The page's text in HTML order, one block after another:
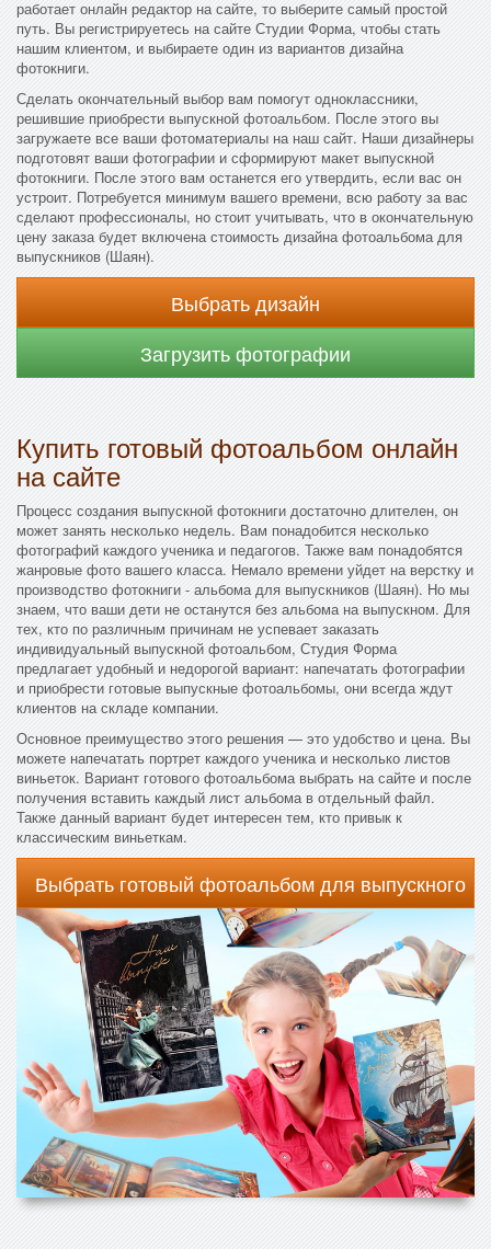
работает онлайн редактор на сайте, то выберите самый простой
путь. Вы регистрируетесь на сайте Студии Форма, чтобы стать
нашим клиентом, и выбираете один из вариантов дизайна
фотокниги.
Сделать окончательный выбор вам помогут одноклассники,
решившие приобрести выпускной фотоальбом. После этого вы
загружаете все ваши фотоматериалы на наш сайт. Наши дизайнеры
подготовят ваши фотографии и сформируют макет выпускной
фотокниги. После этого вам останется его утвердить, если вас он
устроит. Потребуется минимум вашего времени, всю работу за вас
сделают профессионалы, но стоит учитывать, что в окончательную
цену заказа будет включена стоимость дизайна фотоальбома для
выпускников (Шаян).
Выбрать дизайн
Загрузить фотографии
Купить готовый фотоальбом онлайн
на сайте
Процесс создания выпускной фотокниги достаточно длителен, он
может занять несколько недель. Вам понадобится несколько
фотографий каждого ученика и педагогов. Также вам понадобятся
жанровые фото вашего класса. Немало времени уйдет на верстку и
производство фотокниги - альбома для выпускников (Шаян). Но мы
знаем, что ваши дети не останутся без альбома на выпускном. Для
тех, кто по различным причинам не успевает заказать
индивидуальный выпускной фотоальбом, Студия Форма
предлагает удобный и недорогой вариант: напечатать фотографии
и приобрести готовые выпускные фотоальбомы, они всегда ждут
клиентов на складе компании.
Основное преимущество этого решения — это удобство и цена. Вы
можете напечатать портрет каждого ученика и несколько листов
виньеток. Вариант готового фотоальбома выбрать на сайте и после
получения вставить каждый лист альбома в отдельный файл.
Также данный вариант будет интересен тем, кто привык к
классическим виньеткам.
Выбрать готовый фотоальбом для выпускного